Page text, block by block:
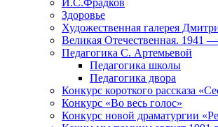
И.С.Фрадков
Здоровье
Художественная галерея
Великая Отечественная. 1941
Педагогика С. Артемьевой
Педагогика школы
Педагогика двора
Конкурс короткого рассказа
Конкурс «Во весь голос»
Конкурс новой драматургии